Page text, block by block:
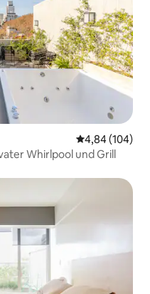
4,84 (104)
Whirlpool und Grill